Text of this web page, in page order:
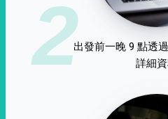
2出發前一晚 9 點透
詳細